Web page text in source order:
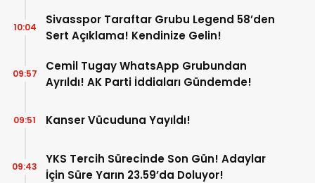
Sivasspor Taraftar Grubu Legend 58’den
Sert Açıklama! Kendinize Gelin!
10:04
Cemil Tugay WhatsApp Grubundan
Ayrıldı! AK Parti İddiaları Gündemde!
09:57
Kanser Vücuduna Yayıldı!
09:51
YKS Tercih Sürecinde Son Gün! Adaylar
İçin Süre Yarın 23.59’da Doluyor!
09:43